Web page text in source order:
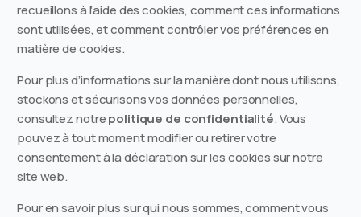
recueillons à l’aide des cookies, comment ces informations
sont utilisées, et comment contrôler vos préférences en
matière de cookies.
Pour plus d’informations sur la manière dont nous utilisons,
stockons et sécurisons vos données personnelles,
consultez notrepolitique de confidentialité. Vous
pouvez à tout moment modifier ou retirer votre
consentement à la déclaration sur les cookies sur notre
site web.
Pour en savoir plus sur qui nous sommes, comment vous